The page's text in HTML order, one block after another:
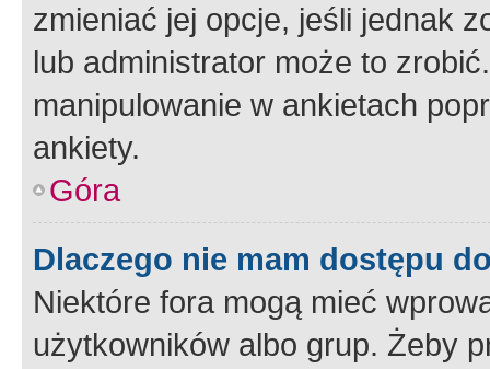
zmieniać jej opcje, jeśli jednak
lub administrator może to
manipulowanie w ankietach
ankiety.
Góra
Dlaczego nie mam dostępu
Niektóre fora mogą mieć
użytkowników albo grup. Żeby